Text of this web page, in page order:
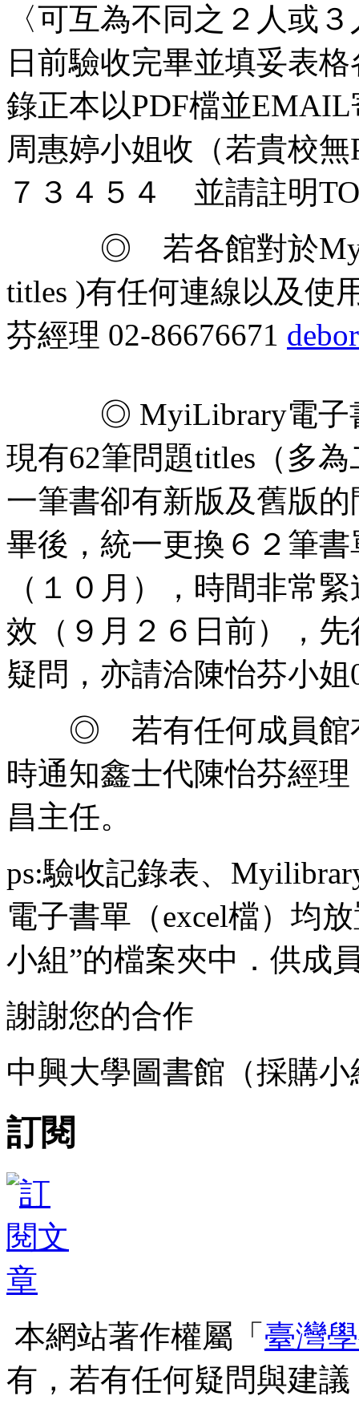
〈可互為不同之２人或
日前驗收完畢並填妥表
錄正本以PDF檔並EMAIL
周惠婷小姐收（若貴校
７３４５４ 並請註明
◎ 若各館對於
titles )有任何連線以及使
芬經理 02-86676671
◎ MyiLibrary電子書
現有62筆問題titles（多
一筆書卻有新版及舊版
畢後，統一更換６２筆
（１０月），時間非常
效（９月２６日前），
疑問，亦請洽陳怡芬小姐
◎ 若有任何成員館有
時通知鑫士代陳怡芬經理
昌主任。
ps:驗收記錄表、
電子書單（excel檔）均
小組”的檔案夾中．供成
謝謝您的合作
中興大學圖書館（採購
訂閱
本網站著作權屬「 臺灣
有，若有任何疑問與建